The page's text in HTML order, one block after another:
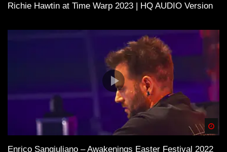
Richie Hawtin at Time Warp 2023 | HQ AUDIO Version
Enrico Sangiuliano – Awakenings Easter Festival 2022